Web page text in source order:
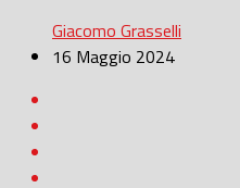
Giacomo Grasselli
16 Maggio 2024